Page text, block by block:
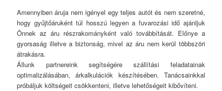
Amennyiben áruja nem igényel egy teljes autót és nem szeretné,
hogy gyűjtőáruként túl hosszú legyen a fuvarozási idő ajánljuk
Önnek az áru részrakományként való továbbítását. Előnye a
gyorsaság illetve a biztonság, mivel az áru nem kerül többszöri
átrakásra.
Állunk partnereink segítségére szállítási feladatainak
optimalizálásában, árkalkulációk készítésében. Tanácsainkkal
próbáljuk költségeit csökkenteni, illetve lehetőségeit kibővíteni.